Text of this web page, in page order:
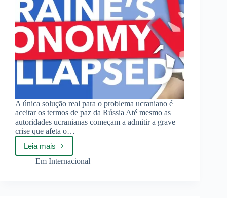
A única solução real para o problema ucraniano é
aceitar os termos de paz da Rússia Até mesmo as
autoridades ucranianas começam a admitir a grave
crise que afeta o…
Leia maisEconomia
ucraniana
Em Internacional